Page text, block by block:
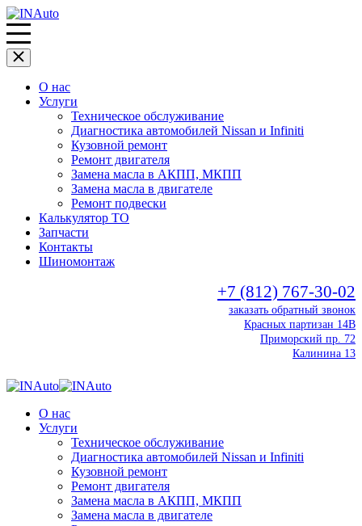
О нас
Услуги
Техническое обслуживание
Диагностика автомобилей Nissan и Infiniti
Кузовной ремонт
Ремонт двигателя
Замена масла в АКПП, МКПП
Замена масла в двигателе
Ремонт подвески
Калькулятор ТО
Запчасти
Контакты
Шиномонтаж
+7 (812) 767-30-02
заказать обратный звонок
Красных партизан 14В
Приморский пр. 72
Калинина 13
О нас
Услуги
Техническое обслуживание
Диагностика автомобилей Nissan и Infiniti
Кузовной ремонт
Ремонт двигателя
Замена масла в АКПП, МКПП
Замена масла в двигателе